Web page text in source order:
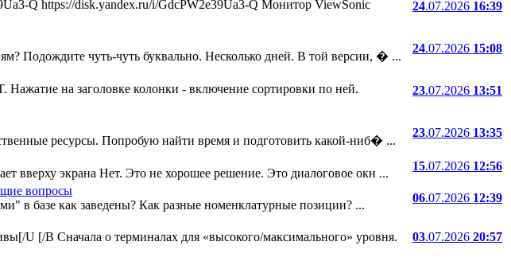
Q https://disk.yandex.ru/i/GdcPW2e39Ua3-Q Монитор ViewSonic
24.07.2026 16:39
Подождите чуть-чуть буквально. Несколько дней. В той версии, � ...
24.07.2026 15:08
Нажатие на заголовке колонки - включение сортировки по ней.
23.07.2026 13:51
ресурсы. Попробую найти время и подготовить какой-ниб� ...
23.07.2026 13:35
вверху экрана Нет. Это не хорошее решение. Это диалоговое окн ...
15.07.2026 12:56
вопросы
в базе как заведены? Как разные номенклатурные позиции? ...
06.07.2026 12:39
[/B Сначала о терминалах для «высокого/максимального» уровня.
03.07.2026 20:57